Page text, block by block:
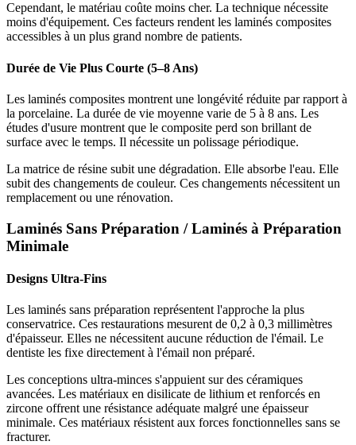
Cependant, le matériau coûte moins cher. La technique nécessite
moins d'équipement. Ces facteurs rendent les laminés composites
accessibles à un plus grand nombre de patients.
Durée de Vie Plus Courte (5–8 Ans)
Les laminés composites montrent une longévité réduite par rapport à
la porcelaine. La durée de vie moyenne varie de 5 à 8 ans. Les
études d'usure montrent que le composite perd son brillant de
surface avec le temps. Il nécessite un polissage périodique.
La matrice de résine subit une dégradation. Elle absorbe l'eau. Elle
subit des changements de couleur. Ces changements nécessitent un
remplacement ou une rénovation.
Laminés Sans Préparation / Laminés à Préparation
Minimale
Designs Ultra-Fins
Les laminés sans préparation représentent l'approche la plus
conservatrice. Ces restaurations mesurent de 0,2 à 0,3 millimètres
d'épaisseur. Elles ne nécessitent aucune réduction de l'émail. Le
dentiste les fixe directement à l'émail non préparé.
Les conceptions ultra-minces s'appuient sur des céramiques
avancées. Les matériaux en disilicate de lithium et renforcés en
zircone offrent une résistance adéquate malgré une épaisseur
minimale. Ces matériaux résistent aux forces fonctionnelles sans se
fracturer.